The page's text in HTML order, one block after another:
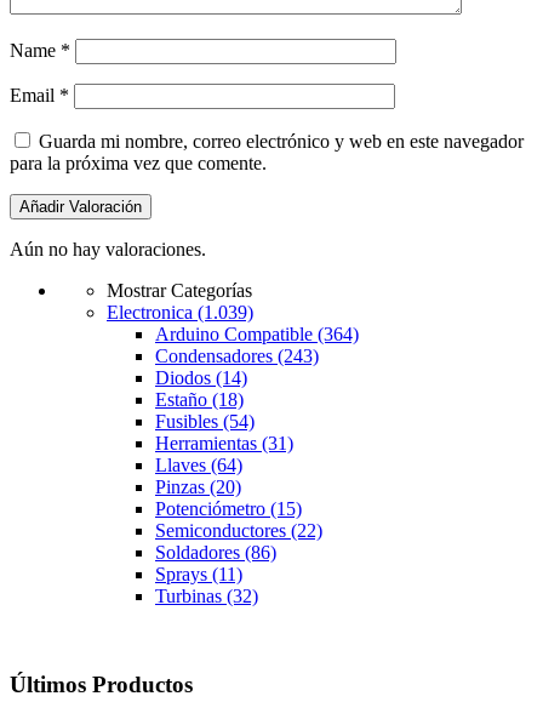
Name *
Email *
Guarda mi nombre, correo electrónico y web en este navegador
para la próxima vez que comente.
Aún no hay valoraciones.
Mostrar Categorías
Electronica (1.039)
Arduino Compatible (364)
Condensadores (243)
Diodos (14)
Estaño (18)
Fusibles (54)
Herramientas (31)
Llaves (64)
Pinzas (20)
Potenciómetro (15)
Semiconductores (22)
Soldadores (86)
Sprays (11)
Turbinas (32)
Últimos Productos